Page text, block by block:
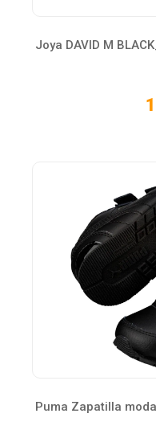
Joya DAVID M
Puma Zapatilla